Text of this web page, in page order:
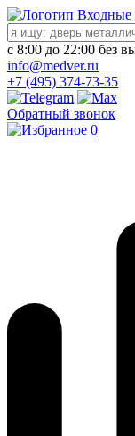
Входные
с 8:00 до 22:00 без
info@medver.ru
+7 (495) 374-73-35
Обратный звонок
0